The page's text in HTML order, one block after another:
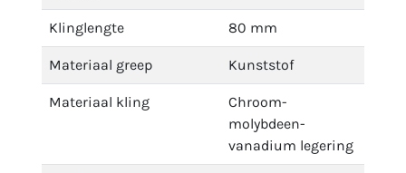
Klinglengte 80 mm
Materiaal greep Kunststof
Materiaal kling
Chroom-
molybdeen-
vanadium legering